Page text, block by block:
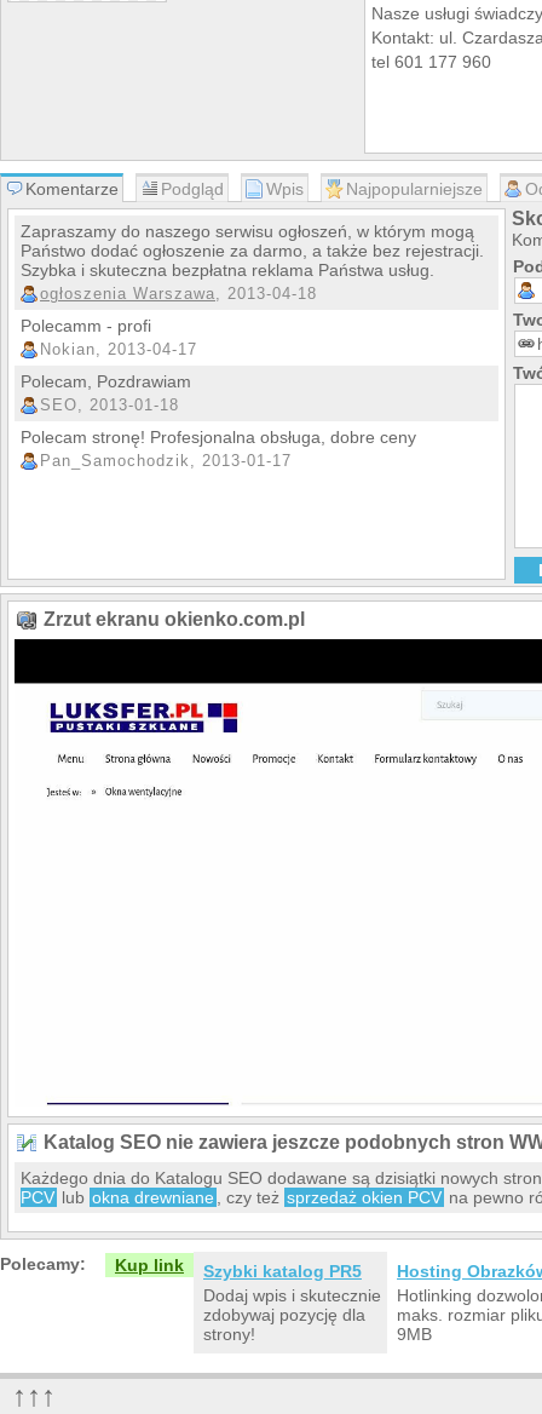
Nasze usługi
Kontakt: ul.
tel 601 177 960
Komentarze Podgląd Wpis Najpopularniejsze
Zapraszamy do naszego serwisu ogłoszeń, w którym mogą
Państwo dodać ogłoszenie za darmo, a także bez rejestracji.
Szybka i skuteczna bezpłatna reklama Państwa usług.
ogłoszenia Warszawa, 2013-04-18
Polecamm - profi
Nokian, 2013-04-17
Polecam, Pozdrawiam
SEO, 2013-01-18
Polecam stronę! Profesjonalna obsługa, dobre ceny
Pan_Samochodzik, 2013-01-17
Zrzut ekranu okienko.com.pl
Katalog SEO nie zawiera jeszcze podobnych stron
Każdego dnia do Katalogu SEO dodawane są dzisiątki nowych
PCV lub okna drewniane , czy też sprzedaż okien PCV na pewno
Polecamy: Kup link
Szybki katalog PR5
Dodaj wpis i skutecznie
zdobywaj pozycję dla
strony!
Hosting
Hotlinking
maks. rozmiar
9MB
↑↑↑